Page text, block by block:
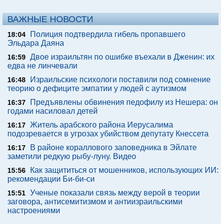
ВАЖНЫЕ НОВОСТИ
18:04
Полиция подтвердила гибель пропавшего
Эльдара Даяна
16:59 Двое израильтян по ошибке въехали в Дженин: их
едва не линчевали
16:48
Израильские психологи поставили под сомнение
теорию о дефиците эмпатии у людей с аутизмом
16:37
Предъявлены обвинения педофилу из Нешера: он
годами насиловал детей
16:17 Житель арабского района Иерусалима
подозревается в угрозах убийством депутату Кнессета
16:17
В районе кораллового заповедника в Эйлате
заметили редкую рыбу-луну. Видео
15:56
Как защититься от мошенников, использующих ИИ:
рекомендации Би-би-си
15:51 Ученые показали связь между верой в теории
заговора, антисемитизмом и антиизраильскими
настроениями